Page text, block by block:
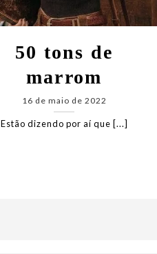
50 tons de
marrom
16 de maio de 2022
Estão dizendo por aí que [...]